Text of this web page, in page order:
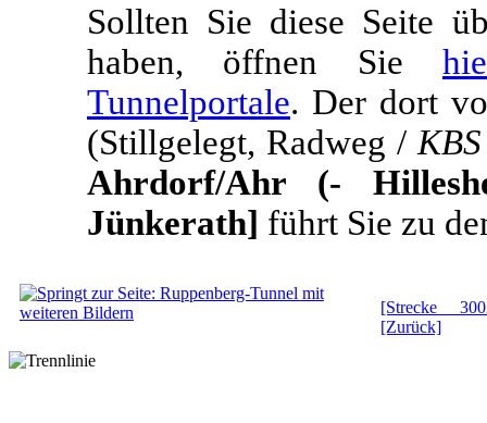
Sollten Sie diese Seite
haben, öffnen Sie
Tunnelportale. Der dort
(Stillgelegt, Radweg /
Ahrdorf/Ahr (-
Jünkerath] führt Sie zu
[Strecke
[Zurück]